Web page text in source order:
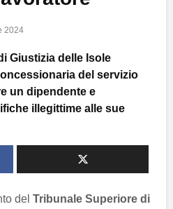
2024
Giustizia delle Isole
del servizio
un dipendente e
illegittime alle sue
del Tribunale Superiore di